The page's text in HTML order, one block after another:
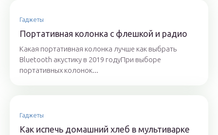
Гаджеты
Портативная колонка с флешкой и радио
Какая портативная колонка лучше как выбрать
Bluetooth акустику в 2019 годуПри выборе
портативных колонок...
Гаджеты
Как испечь домашний хлеб в мультиварке